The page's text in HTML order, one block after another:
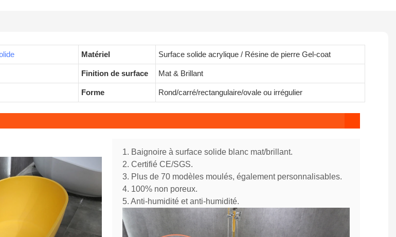
Matériel Surface solide acrylique / Résine de pierre Gel-coat
Finition de surface Mat & Brillant
Forme Rond/carré/rectangulaire/ovale ou irrégulier
1. Baignoire à surface solide blanc mat/brillant.
2. Certifié CE/SGS.
3. Plus de 70 modèles moulés, également personnalisables.
4. 100% non poreux.
5. Anti-humidité et anti-humidité.